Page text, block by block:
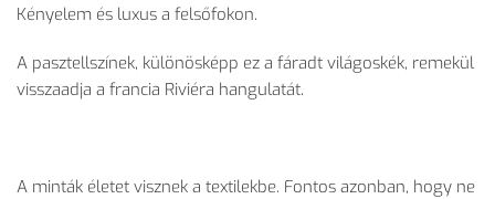
Kényelem és luxus a felsőfokon.
A pasztellszínek, különösképp ez a fáradt világoskék, remekül
visszaadja a francia Riviéra hangulatát.
A minták életet visznek a textilekbe. Fontos azonban, hogy ne